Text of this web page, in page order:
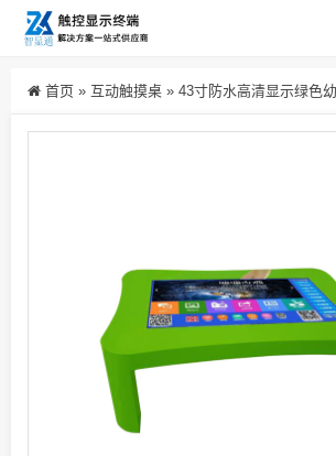
首页 » 互动触摸桌 » 43寸防水高清显示绿色幼教智能触摸桌多功